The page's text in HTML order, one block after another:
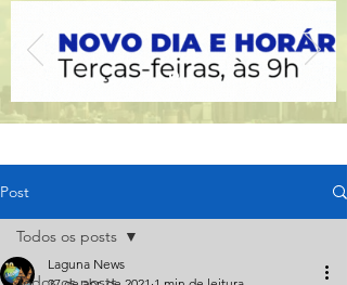
Post
Todos os posts
Laguna News